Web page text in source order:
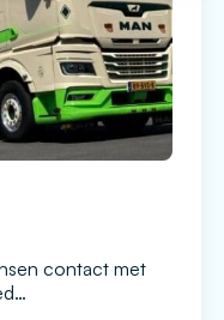
contact met